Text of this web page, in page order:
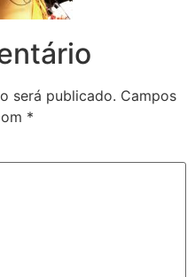
será publicado. Campos
*